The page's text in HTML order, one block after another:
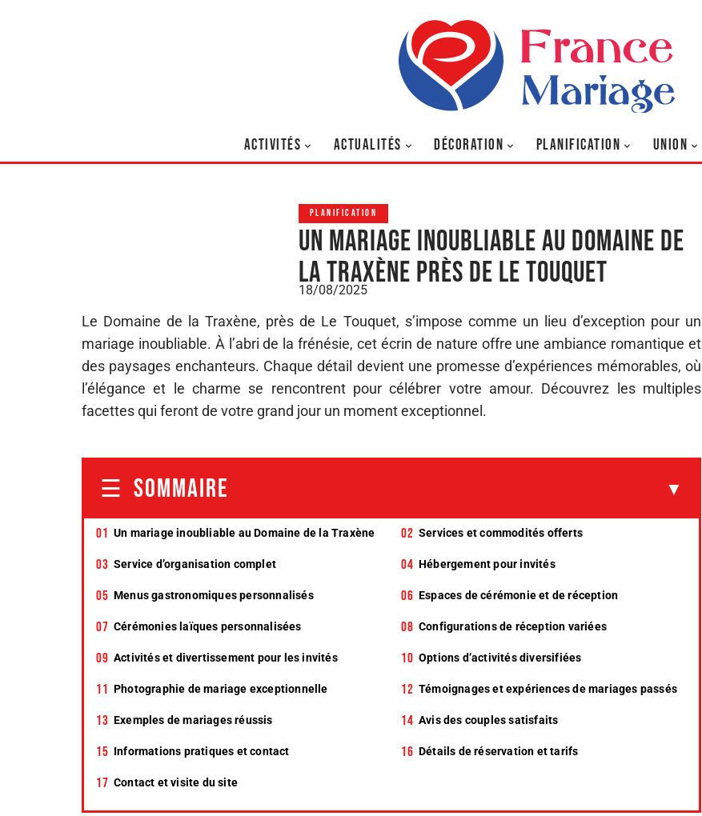
ACTIVITÉS ACTUALITÉS DÉCORATION PLANIFICATION UNION
PLANIFICATION
Un mariage inoubliable au domaine de
la traxène près de le touquet
18/08/2025
Le Domaine de la Traxène, près de Le Touquet, s’impose comme un lieu d’exception pour un
mariage inoubliable. À l’abri de la frénésie, cet écrin de nature offre une ambiance romantique et
des paysages enchanteurs. Chaque détail devient une promesse d’expériences mémorables, où
l’élégance et le charme se rencontrent pour célébrer votre amour. Découvrez les multiples
facettes qui feront de votre grand jour un moment exceptionnel.
SOMMAIRE
Un mariage inoubliable au Domaine de la Traxène Services et commodités offerts
Service d’organisation complet Hébergement pour invités
Menus gastronomiques personnalisés Espaces de cérémonie et de réception
Cérémonies laïques personnalisées Configurations de réception variées
Activités et divertissement pour les invités Options d’activités diversifiées
Photographie de mariage exceptionnelle Témoignages et expériences de mariages passés
Exemples de mariages réussis Avis des couples satisfaits
Informations pratiques et contact Détails de réservation et tarifs
Contact et visite du site